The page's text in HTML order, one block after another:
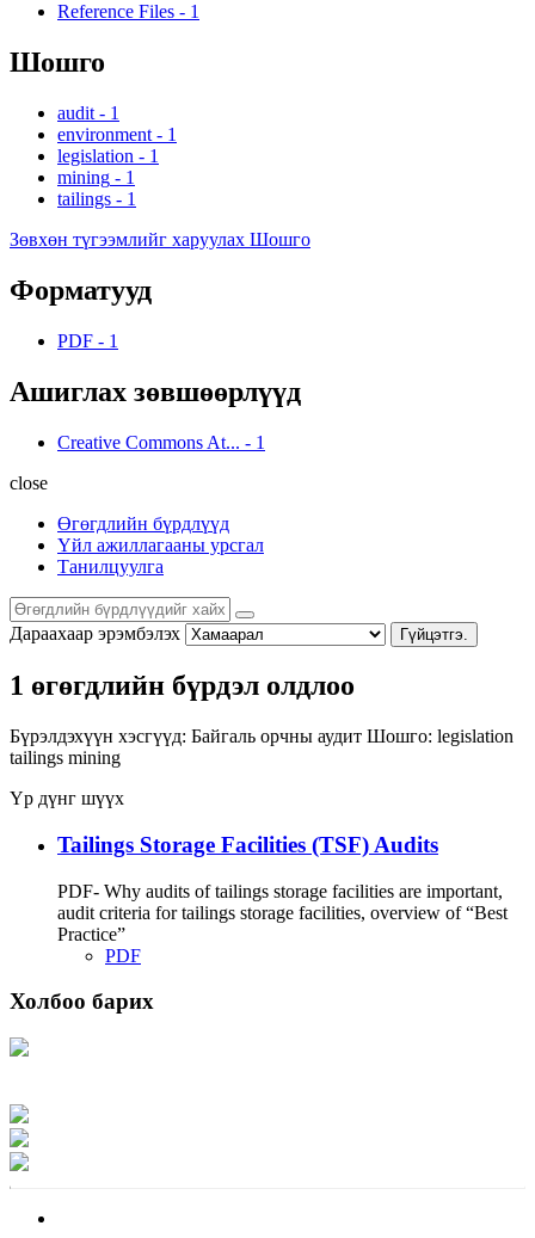
Reference Files - 1
Шошго
audit - 1
environment - 1
legislation - 1
mining - 1
tailings - 1
Зөвхөн түгээмлийг харуулах Шошго
Форматууд
PDF - 1
Ашиглах зөвшөөрлүүд
Creative Commons At... - 1
close
Өгөгдлийн бүрдлүүд
Үйл ажиллагааны урсгал
Танилцуулга
Дараахаар эрэмбэлэх Гүйцэтгэ.
1 өгөгдлийн бүрдэл олдлоо
Бүрэлдэхүүн хэсгүүд: Байгаль орчны аудит Шошго: legislation
tailings mining
Үр дүнг шүүх
Tailings Storage Facilities (TSF) Audits
PDF- Why audits of tailings storage facilities are important,
audit criteria for tailings storage facilities, overview of “Best
Practice”
PDF
Холбоо барих